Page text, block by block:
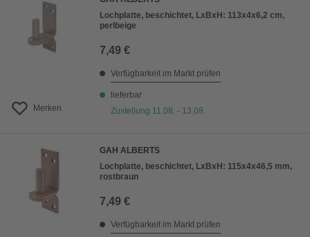
Merken
Lochplatte, beschichtet, LxBxH: 113x4x6,2 cm,
perlbeige
7,49 €
Verfügbarkeit im Markt prüfen
lieferbar
Zustellung 11.08. - 13.08.
GAH ALBERTS
Lochplatte, beschichtet, LxBxH: 115x4x46,5 mm,
rostbraun
7,49 €
Verfügbarkeit im Markt prüfen